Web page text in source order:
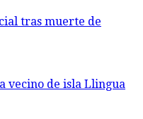
tras muerte de
vecino de isla Llingua